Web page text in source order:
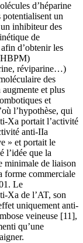
d’héparine
potentialisent un
inhibiteur des
de
d’obtenir les
réviparine…)
des
et plus
et
l’hypothèse, qui
Xa portait l’activité
anti-IIa
» et portait le
l’idée que la
minimale de liaison
forme commerciale
Le
Xa de l’AT, son
uniquement anti-
veineuse [11],
qu’une